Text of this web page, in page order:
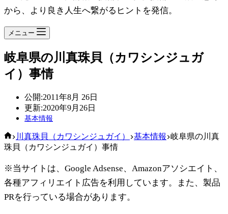
から、より良き人生へ繋がるヒントを発信。
メニュー
岐阜県の川真珠貝（カワシンジュガ
イ）事情
公開:2011年8月 26日
更新:2020年9月26日
基本情報
ホ
ー
川真珠貝（カワシンジュガイ） 基本情報 岐阜県の川真
珠貝（カワシンジュガイ）事情
※当サイトは、Google Adsense、Amazonアソシエイト、
各種アフィリエイト広告を利用しています。また、製品
PRを行っている場合があります。